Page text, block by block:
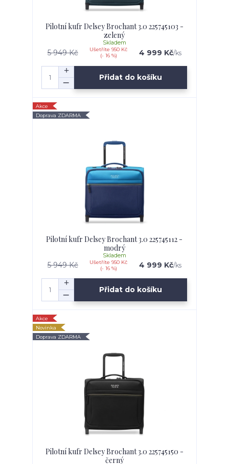
Pilotní kufr Delsey Brochant 3.0 225745103 -
zelený
5 949 Kč
Ušetříte 950 Kč
(- 16 %)
4 999 Kč/ks
Skladem
Přidat do košíku
Akce
Doprava ZDARMA
Pilotní kufr Delsey Brochant 3.0 225745112 -
modrý
5 949 Kč
Ušetříte 950 Kč
(- 16 %)
4 999 Kč/ks
Skladem
Přidat do košíku
Akce
Novinka
Doprava ZDARMA
Pilotní kufr Delsey Brochant 3.0 225745150 -
černý